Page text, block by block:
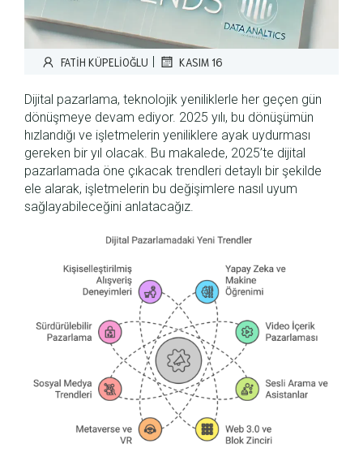
FATIH KÜPELIOĞLU KASIM 16
Dijital pazarlama, teknolojik yeniliklerle her geçen gün
dönüşmeye devam ediyor. 2025 yılı, bu dönüşümün
hızlandığı ve işletmelerin yeniliklere ayak uydurması
gereken bir yıl olacak. Bu makalede, 2025’te dijital
pazarlamada öne çıkacak trendleri detaylı bir şekilde
ele alarak, işletmelerin bu değişimlere nasıl uyum
sağlayabileceğini anlatacağız.